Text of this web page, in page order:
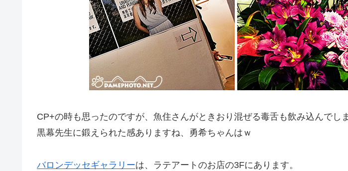
CP+の時も思ったのですが、魚住さんがときおり混ぜる毒舌も飲み込んでし
黒幕先生に鍛えられた感ありますね、勇希ちゃんはｗ
バロンデッセギャラリーは、ラテアートのお店の3Fにあります。